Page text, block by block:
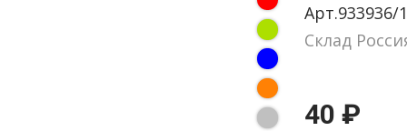
Арт.933936/
Склад
40 ₽